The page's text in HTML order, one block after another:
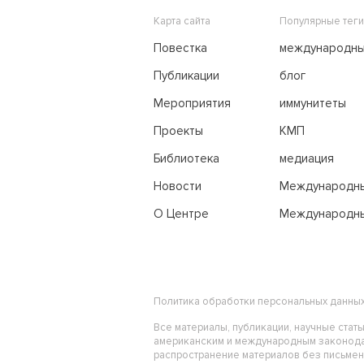
Карта сайта
Повестка
Публикации
Мероприятия
Проекты
Библиотека
Новости
О Центре
Популярные теги
блог
иммунитеты
КМП
медиация
праву
Политика обработки персональных
Все материалы, публикации, научные
американским и международным
распространение материалов без